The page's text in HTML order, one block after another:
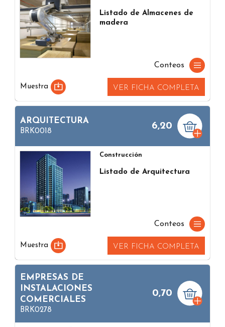
Listado de Almacenes de
madera
Conteos
Muestra VER FICHA COMPLETA
ARQUITECTURA
BRK0018
6,20
Construcción
Listado de Arquitectura
Conteos
Muestra VER FICHA COMPLETA
EMPRESAS DE
INSTALACIONES
COMERCIALES
BRK0278
0,70